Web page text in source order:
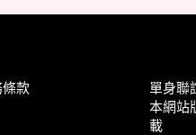
款
單身聯
本網站
載